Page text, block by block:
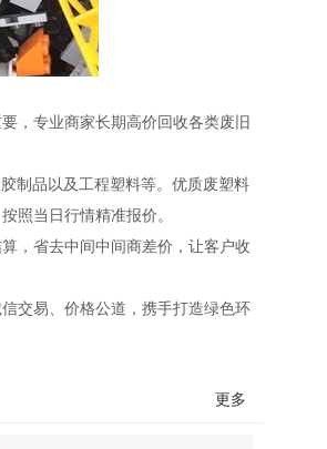
，专业商家长期高价回收各类废旧
制品以及工程塑料等。优质废塑料
照当日行情精准报价。
，省去中间中间商差价，让客户收
交易、价格公道，携手打造绿色环
更多